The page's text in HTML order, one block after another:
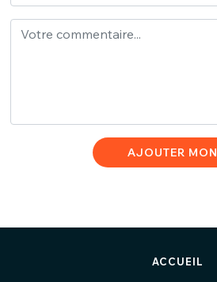
AJOUTER
ACCUEIL